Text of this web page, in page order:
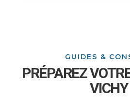
GUIDES &
PRÉPAREZ
VICHY